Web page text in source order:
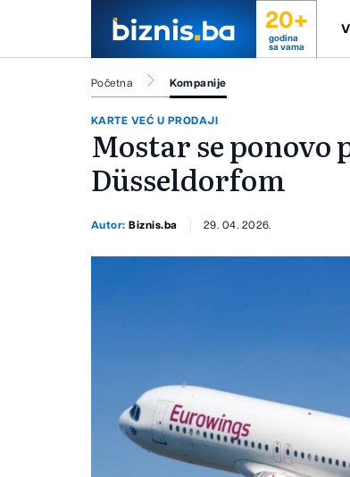
20+
godina
sa vama
Početna Kompanije
KARTE VEĆ U PRODAJI
Mostar se ponovo
Düsseldorfom
Autor:Biznis.ba 29. 04. 2026.